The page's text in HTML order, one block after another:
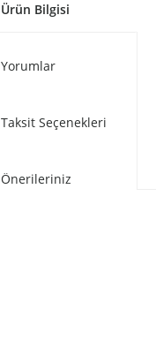
Ürün Bilgisi
Yorumlar
Taksit Seçenekleri
Önerileriniz